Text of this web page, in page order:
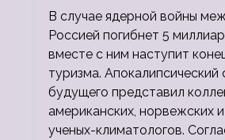
миллионов, а потом 5
людей
В случае ядерной войны
Россией погибнет 5
вместе с ним наступит
туризма. Апокалипсический
будущего представил
американских, норвежских
ученых-климатологов.